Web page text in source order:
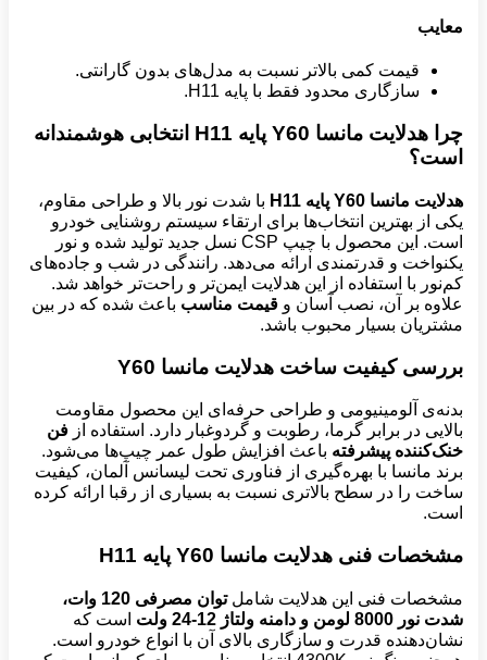
معایب
قیمت کمی بالاتر نسبت به مدل‌های بدون گارانتی.
سازگاری محدود فقط با پایه H11.
چرا هدلایت مانسا پایه
انتخابی هوشمندانه
است؟
هدلایت مانسا پایه
با شدت نور بالا و طراحی مقاوم،
یکی از بهترین انتخاب‌ها برای ارتقاء سیستم روشنایی خودرو
است. این محصول با چیپ CSP نسل جدید تولید شده و نور
یکنواخت و قدرتمندی ارائه می‌دهد. رانندگی در شب و جاده‌های
کم‌نور با استفاده از این هدلایت ایمن‌تر و راحت‌تر خواهد شد.
علاوه بر آن، نصب آسان و قیمت مناسب باعث شده که در بین
مشتریان بسیار محبوب باشد.
بررسی کیفیت ساخت هدلایت مانسا Y60
بدنه‌ی آلومینیومی و طراحی حرفه‌ای این محصول مقاومت
بالایی در برابر گرما، رطوبت و گردوغبار دارد. استفاده از فن
خنک‌کننده پیشرفته باعث افزایش طول عمر چیپ‌ها می‌شود.
برند مانسا با بهره‌گیری از فناوری تحت لیسانس آلمان، کیفیت
ساخت را در سطح بالاتری نسبت به بسیاری از رقبا ارائه کرده
است.
مشخصات فنی هدلایت مانسا پایه
مشخصات فنی این هدلایت شامل
توان مصرفی 120 وات،
شدت نور 8000 لومن و دامنه ولتاژ 12-24 ولت
است که
نشان‌دهنده قدرت و سازگاری بالای آن با انواع خودرو است.